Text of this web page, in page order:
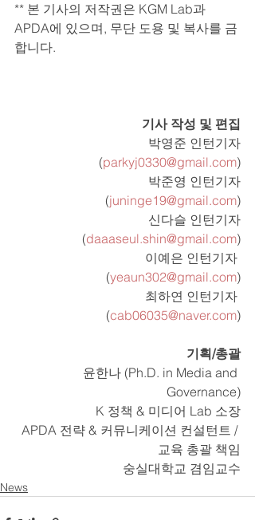
** 본 기사의 저작권은 KGM Lab과
APDA에 있으며, 무단 도용 및 복사를 금
합니다.
기사 작성 및 편집
박영준 인턴기자
(parkyj0330@gmail.com)
박준영 인턴기자
(juninge19@gmail.com)
신다슬 인턴기자
(daaaseul.shin@gmail.com)
이예은 인턴기자
(yeaun302@gmail.com)
최하연 인턴기자
(cab06035@naver.com)
기획/총괄
윤한나 (Ph.D. in Media and
Governance)
K 정책 & 미디어 Lab 소장
APDA 전략 & 커뮤니케이션 컨설턴트 /
교육 총괄 책임
숭실대학교 겸임교수
News